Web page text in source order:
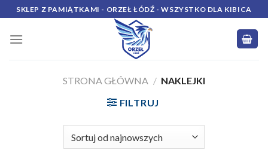
Skip
to
content
SKLEP Z PAMIĄTKAMI - ORZEŁ ŁÓDŹ - WSZYSTKO DLA KIBICA
STRONA GŁÓWNA / NAKLEJKI
FILTRUJ